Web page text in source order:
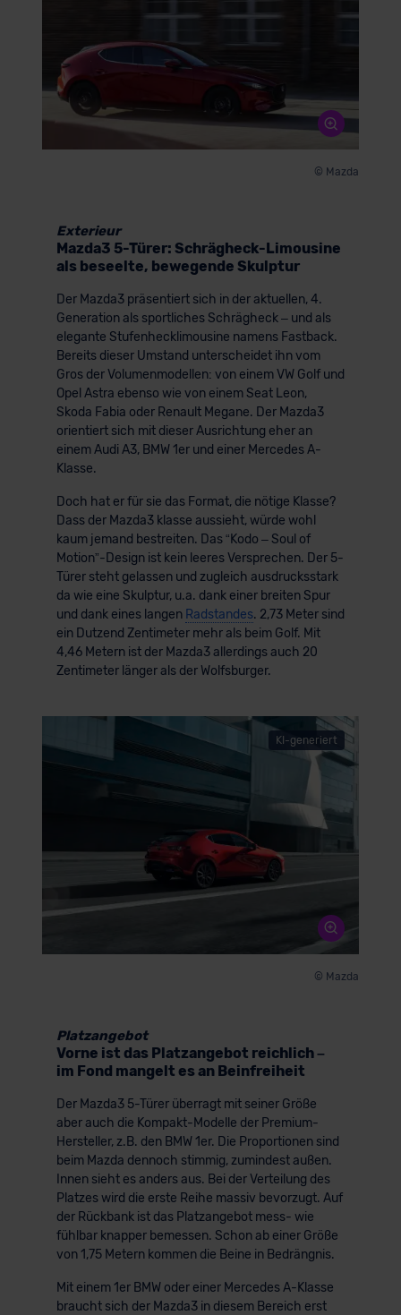
© Mazda
Exterieur
Mazda3 5-Türer: Schrägheck-Limousine
als beseelte, bewegende Skulptur
Der Mazda3 präsentiert sich in der aktuellen, 4.
Generation als sportliches Schrägheck – und als
elegante Stufenhecklimousine namens Fastback.
Bereits dieser Umstand unterscheidet ihn vom
Gros der Volumenmodellen: von einem VW Golf und
Opel Astra ebenso wie von einem Seat Leon,
Skoda Fabia oder Renault Megane. Der Mazda3
orientiert sich mit dieser Ausrichtung eher an
einem Audi A3, BMW 1er und einer Mercedes A-
Klasse.
Doch hat er für sie das Format, die nötige Klasse?
Dass der Mazda3 klasse aussieht, würde wohl
kaum jemand bestreiten. Das “Kodo – Soul of
Motion”-Design ist kein leeres Versprechen. Der 5-
Türer steht gelassen und zugleich ausdrucksstark
da wie eine Skulptur, u.a. dank einer breiten Spur
und dank eines langen Radstandes. 2,73 Meter sind
ein Dutzend Zentimeter mehr als beim Golf. Mit
4,46 Metern ist der Mazda3 allerdings auch 20
Zentimeter länger als der Wolfsburger.
KI-generiert
© Mazda
Platzangebot
Vorne ist das Platzangebot reichlich –
im Fond mangelt es an Beinfreiheit
Der Mazda3 5-Türer überragt mit seiner Größe
aber auch die Kompakt-Modelle der Premium-
Hersteller, z.B. den BMW 1er. Die Proportionen sind
beim Mazda dennoch stimmig, zumindest außen.
Innen sieht es anders aus. Bei der Verteilung des
Platzes wird die erste Reihe massiv bevorzugt. Auf
der Rückbank ist das Platzangebot mess- wie
fühlbar knapper bemessen. Schon ab einer Größe
von 1,75 Metern kommen die Beine in Bedrängnis.
Mit einem 1er BMW oder einer Mercedes A-Klasse
braucht sich der Mazda3 in diesem Bereich erst